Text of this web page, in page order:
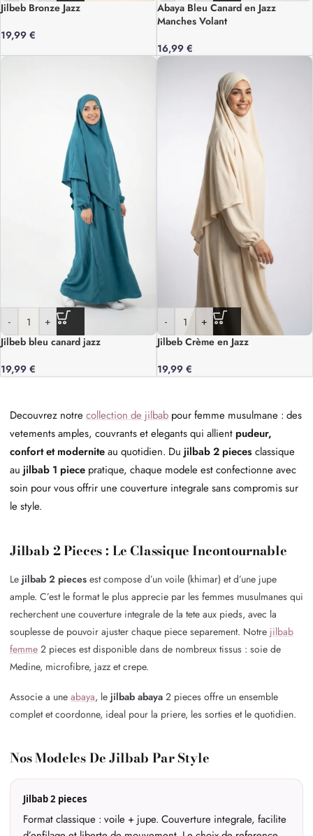
Jilbeb Bronze Jazz
19,99 €
Abaya Bleu Canard en Jazz
Manches Volant
16,99 €
-
+
Jilbeb bleu canard jazz
19,99 €
-
+
Jilbeb Crème en Jazz
19,99 €
Decouvrez notre collection de jilbab pour femme musulmane : des
vetements amples, couvrants et elegants qui allient pudeur,
confort et moderniteau quotidien. Du jilbab 2 pieces classique
au jilbab 1 piece pratique, chaque modele est confectionne avec
soin pour vous offrir une couverture integrale sans compromis sur
le style.
Jilbab 2 Pieces : Le Classique Incontournable
Le jilbab 2 pieces est compose d’un voile (khimar) et d’une jupe
ample. C’est le format le plus apprecie par les femmes musulmanes qui
recherchent une couverture integrale de la tete aux pieds, avec la
souplesse de pouvoir ajuster chaque piece separement. Notre jilbab
femme 2 pieces est disponible dans de nombreux tissus : soie de
Medine, microfibre, jazz et crepe.
Associe a une abaya, le jilbab abaya 2 pieces offre un ensemble
complet et coordonne, ideal pour la priere, les sorties et le quotidien.
Nos Modeles De Jilbab Par Style
Jilbab 2 pieces
Format classique : voile + jupe. Couverture integrale, facilite